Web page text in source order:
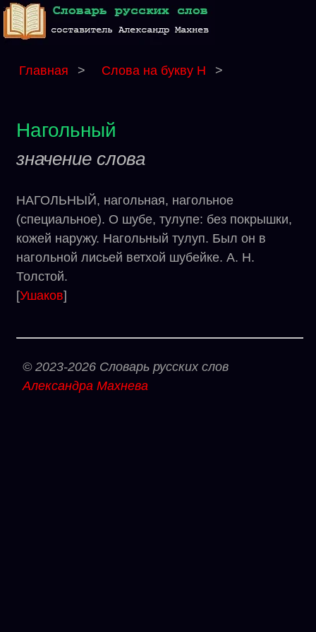
Главная > Слова на букву Н >
Нагольный
значение слова
НАГОЛЬНЫЙ, нагольная, нагольное
(специальное). О шубе, тулупе: без покрышки,
кожей наружу. Нагольный тулуп. Был он в
нагольной лисьей ветхой шубейке. А. Н.
Толстой.
[Ушаков]
© 2023-2026 Словарь русских слов
Александра Махнева